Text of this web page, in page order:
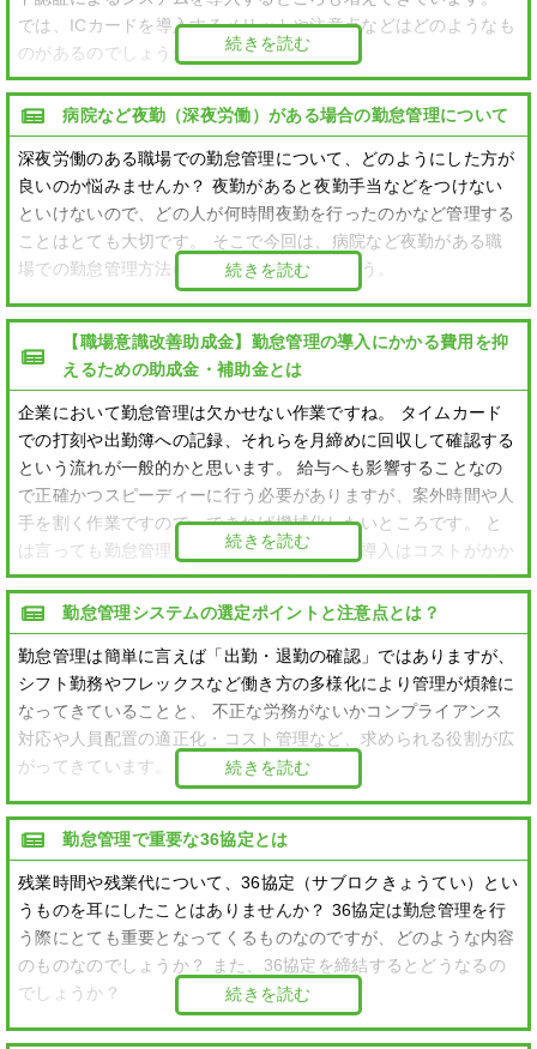
では、ICカードを導入するメリットや注意点などはどのようなも
のがあるのでしょうか？
続きを読む
病院など夜勤（深夜労働）がある場合の勤怠管理について
深夜労働のある職場での勤怠管理について、どのようにした方が
良いのか悩みませんか？ 夜勤があると夜勤手当などをつけない
といけないので、どの人が何時間夜勤を行ったのかなど管理する
ことはとても大切です。 そこで今回は、病院など夜勤がある職
場での勤怠管理方法について見ていきましょう。
続きを読む
【職場意識改善助成金】勤怠管理の導入にかかる費用を抑
えるための助成金・補助金とは
企業において勤怠管理は欠かせない作業ですね。 タイムカード
での打刻や出勤簿への記録、それらを月締めに回収して確認する
という流れが一般的かと思います。 給与へも影響することなの
で正確かつスピーディーに行う必要がありますが、案外時間や人
手を割く作業ですので、できれば機械化したいところです。 と
は言っても勤怠管理システムやその他設備の導入はコストがかか
るため、なかなか踏み切れない企業も多いのではないでしょう
か。実は勤怠管理の導入に使える、「職場意識改善助成金」とい
う助成金があるのです。
続きを読む
勤怠管理システムの選定ポイントと注意点とは？
勤怠管理は簡単に言えば「出勤・退勤の確認」ではありますが、
シフト勤務やフレックスなど働き方の多様化により管理が煩雑に
なってきていることと、 不正な労務がないかコンプライアンス
対応や人員配置の適正化・コスト管理など、求められる役割が広
がってきています。
続きを読む
勤怠管理で重要な36協定とは
残業時間や残業代について、36協定（サブロクきょうてい）とい
うものを耳にしたことはありませんか？ 36協定は勤怠管理を行
う際にとても重要となってくるものなのですが、どのような内容
のものなのでしょうか？ また、36協定を締結するとどうなるの
でしょうか？
続きを読む